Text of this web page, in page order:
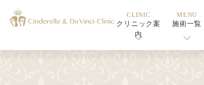
CLINIC
クリニック案
内
MENU
施術一覧